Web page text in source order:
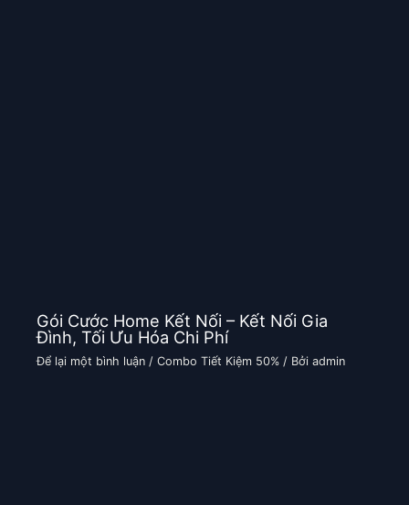
Gói Cước Home Kết Nối – Kết Nối Gia
Đình, Tối Ưu Hóa Chi Phí
Để lại một bình luận /Combo Tiết Kiệm 50% / Bởiadmin